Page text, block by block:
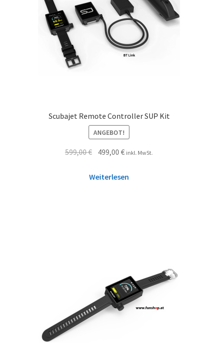
Scubajet Remote Controller SUP Kit
ANGEBOT!
599,00€ 499,00€ inkl. MwSt.
Weiterlesen